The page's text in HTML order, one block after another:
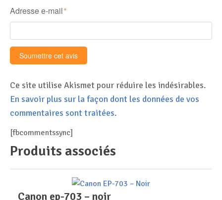
Adresse e-mail *
Ce site utilise Akismet pour réduire les indésirables.
En savoir plus sur la façon dont les données de vos
commentaires sont traitées.
[fbcommentssync]
Produits associés
canon ep-703 – noir